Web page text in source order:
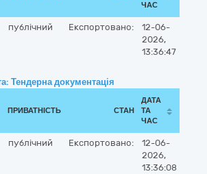
ЧАС
публічний Експортовано:
12-06-
2026,
13:36:47
Тендерна документація
ПРИВАТНІСТЬ СТАН
ДАТА
ТА
ЧАС
публічний Експортовано:
12-06-
2026,
13:36:08